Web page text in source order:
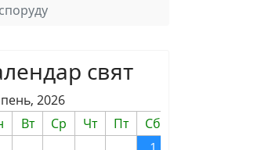
свят
2026
Вт Ср Чт Пт Сб